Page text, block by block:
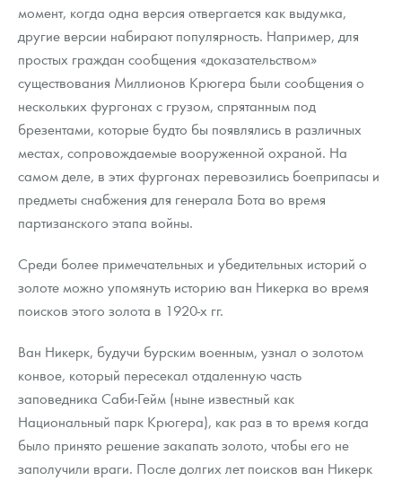
момент, когда одна версия отвергается как выдумка,
другие версии набирают популярность. Например, для
простых граждан сообщения «доказательством»
существования Миллионов Крюгера были сообщения о
нескольких фургонах с грузом, спрятанным под
брезентами, которые будто бы появлялись в различных
местах, сопровождаемые вооруженной охраной. На
самом деле, в этих фургонах перевозились боеприпасы и
предметы снабжения для генерала Бота во время
партизанского этапа войны.
Среди более примечательных и убедительных историй о
золоте можно упомянуть историю ван Никерка во время
поисков этого золота в 1920-х гг.
Ван Никерк, будучи бурским военным, узнал о золотом
конвое, который пересекал отдаленную часть
заповедника Саби-Гейм (ныне известный как
Национальный парк Крюгера), как раз в то время когда
было принято решение закапать золото, чтобы его не
заполучили враги. После долгих лет поисков ван Никерк